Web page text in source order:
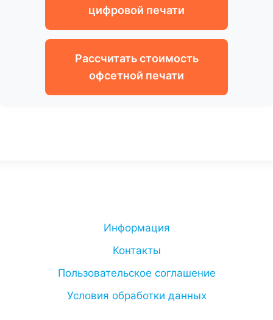
цифровой печати
Рассчитать стоимость
офсетной печати
Информация
Контакты
Пользовательское соглашение
Условия обработки данных